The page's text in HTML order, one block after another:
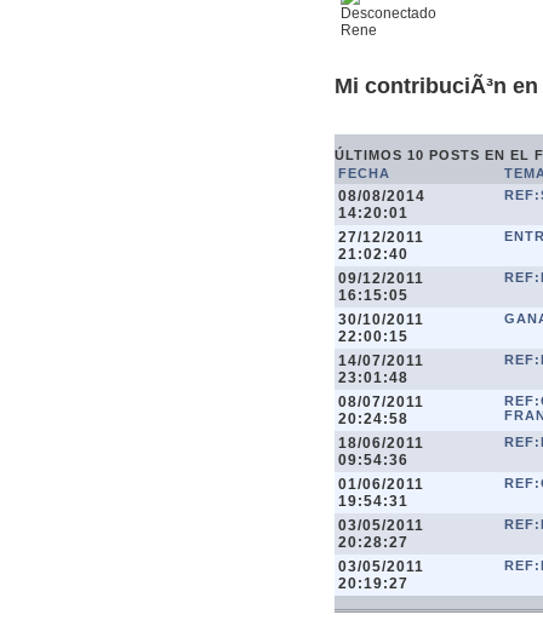
Rene
Mi contribuciÃ³n
ÚLTIMOS 10 POSTS EN EL
FECHA
08/08/2014
14:20:01
27/12/2011
21:02:40
09/12/2011
16:15:05
30/10/2011
22:00:15
14/07/2011
23:01:48
08/07/2011
20:24:58
18/06/2011
09:54:36
01/06/2011
19:54:31
03/05/2011
20:28:27
03/05/2011
20:19:27